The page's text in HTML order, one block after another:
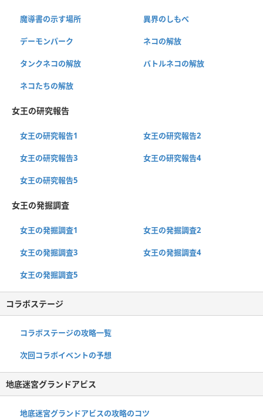
魔導書の示す場所 異界のしもべ
デーモンパーク ネコの解放
タンクネコの解放 バトルネコの解放
ネコたちの解放
女王の研究報告
女王の研究報告1 女王の研究報告2
女王の研究報告3 女王の研究報告4
女王の研究報告5
女王の発掘調査
女王の発掘調査1 女王の発掘調査2
女王の発掘調査3 女王の発掘調査4
女王の発掘調査5
コラボステージ
コラボステージの攻略一覧
次回コラボイベントの予想
地底迷宮グランドアビス
地底迷宮グランドアビスの攻略のコツ